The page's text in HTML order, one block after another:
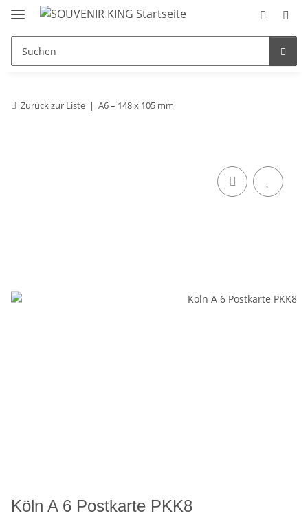
Zurück zur Liste A6 – 148 x 105 mm
Köln A 6 Postkarte PKK8